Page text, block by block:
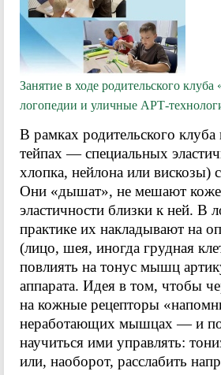
Занятие в ходе родительского
логопедии и уличные АРТ-
В рамках родительского
тейпах — специальных
хлопка, нейлона или вискозы)
Они «дышат», не мешают
эластичности близки к ней. В
практике их накладывают на
(лицо, шея, иногда грудная
повлиять на тонус мышц
аппарата. Идея в том, чтобы
на кожные рецепторы
неработающих мышцах — и
научиться ими управлять:
или, наоборот, расслабить